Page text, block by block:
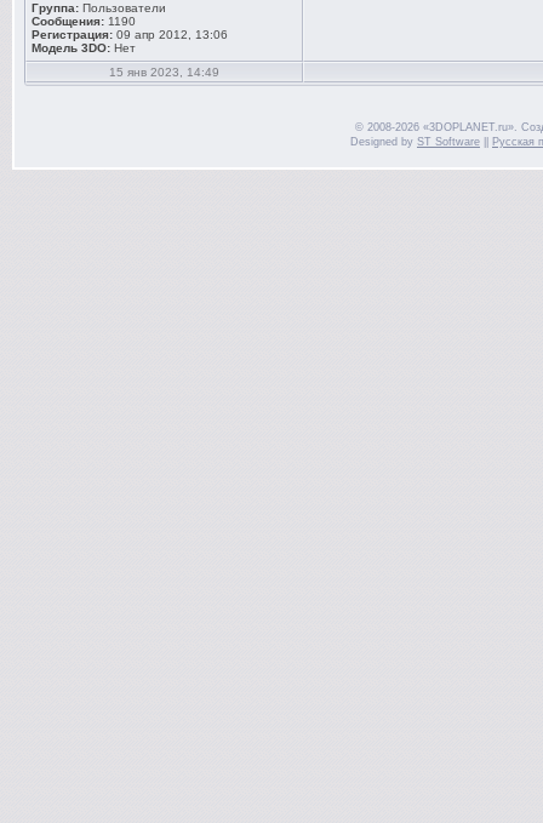
Группа: Пользователи
Сообщения: 1190
Регистрация: 09 апр 2012, 13:06
Модель 3DO: Нет
15 янв 2023, 14:49
© 2008-2026 «3DOPLANET.ru».
Designed by ST Software Русская